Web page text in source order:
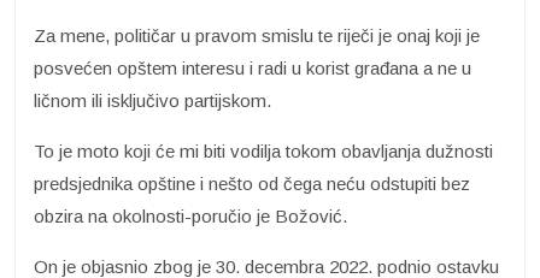
Za mene, političar u pravom smislu te riječi je onaj koji je
posvećen opštem interesu i radi u korist građana a ne u
ličnom ili isključivo partijskom.
To je moto koji će mi biti vodilja tokom obavljanja dužnosti
predsjednika opštine i nešto od čega neću odstupiti bez
obzira na okolnosti-poručio je Božović.
On je objasnio zbog je 30. decembra 2022. podnio ostavku